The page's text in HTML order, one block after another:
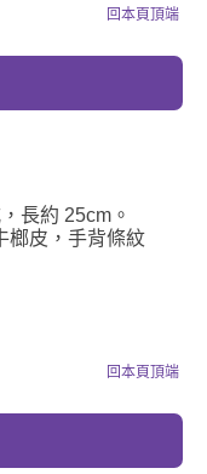
回本頁頂端
長約 25cm。
榔皮，手背條紋
回本頁頂端